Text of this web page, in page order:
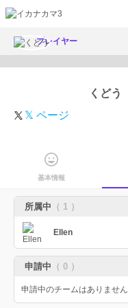
プレイヤー
くどう
𝕏 ページ
基本情報
所属中 （ 1 ）
Ellen
申請中 （ 0 ）
申請中のチームはありません